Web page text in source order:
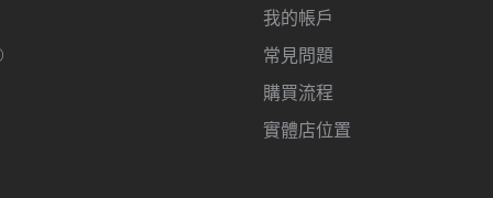
我的帳戶
常見問題
購買流程
實體店位置